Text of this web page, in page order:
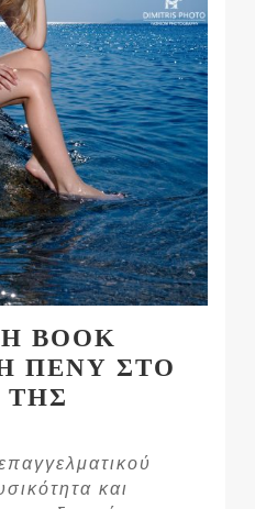
BOOK
ΠΕΝΥ ΣΤΟ
ΤΗΣ
και